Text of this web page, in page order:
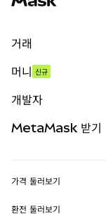
거래
무기한 선물
실물자산
머니 신규
개발자
MetaMask 받기
가격 둘러보기
환전 둘러보기